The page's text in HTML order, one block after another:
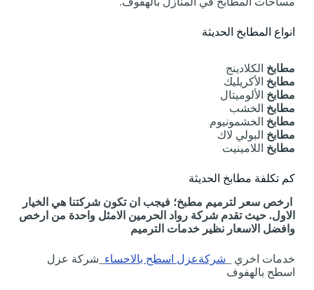
انواع المطابخ الحديثة
مطابخ الكلادينج
مطابخ الأكريليك
مطابخ الألوميتال
مطابخ الخشب
مطابخ الخشمونيوم
مطابخ البولي لاك
مطابخ اللامينيت
كم تكلفة مطابخ الحديثة
ارخص سعر لترميم مطبخ؛ فيجب ان تكون شركتنا هي الخيار
الاول. حيث تقدم شركة رواد الحرمين الامثل واحدة من ارخص
وافضل الاسعار نظير خدمات الترميم
خدمات اخري _ شركةعزل اسطح بالاحساء _شركة عزل
اسطح بالهفوف